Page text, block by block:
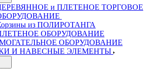
и ПЛЕТЕНОЕ ТОРГОВОЕ
из ПОЛИРОТАНГА
ОБОРУДОВАНИЕ
ОБОРУДОВАНИЕ
И НАВЕСНЫЕ ЭЛЕМЕНТЫ